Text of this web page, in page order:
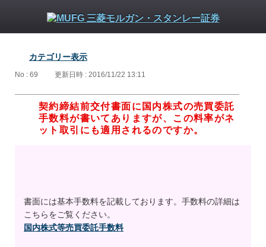
カテゴリー表示
No : 69 更新日時 : 2016/11/22 13:11
契約締結前交付書面に国内株式の売買委託
手数料が書いてありますが、この料率がネ
ット取引にも適用されるのですか。
書面には基本手数料を記載しております。手数料の詳細は
こちらをご覧ください。
国内株式等売買委託手数料